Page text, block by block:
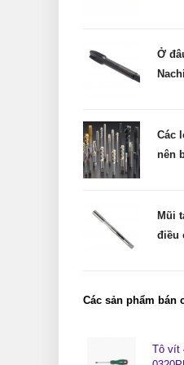
Ở
Các
nên
Mũi
điều
Các sản phẩm bán
Tô vít